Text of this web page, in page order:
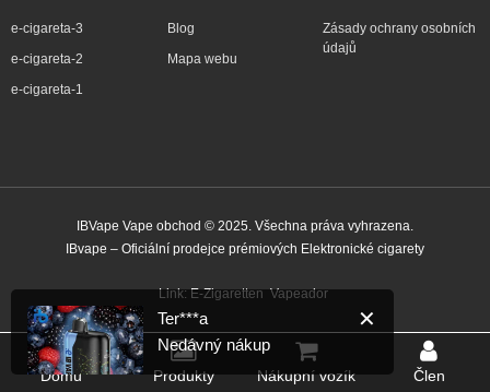
e-cigareta-3
e-cigareta-2
e-cigareta-1
Blog
Mapa webu
Zásady ochrany osobních
údajů
IBVape Vape obchod © 2025. Všechna práva vyhrazena.
IBvape – Oficiální prodejce prémiových Elektronické cigarety
Link: E-Zigaretten Vapeador
Domů Produkty Nákupní vozík Člen
✕
Ter***a
Před 23 minutami